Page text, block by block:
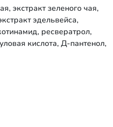
экстракт зеленого чая,
эдельвейса,
ресвератрол,
кислота, Д-пантенол,